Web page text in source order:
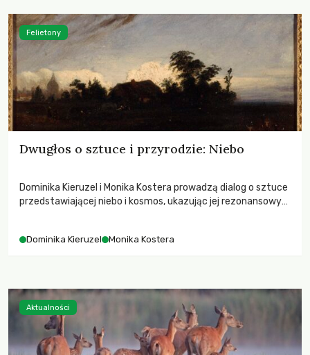
Dwugłos o sztuce i przyrodzie: Niebo
Dominika Kieruzel i Monika Kostera prowadzą dialog o sztuce
przedstawiającej niebo i kosmos, ukazując jej rezonansowy
Dominika Kieruzel Monika Kostera
Felietony
Aktualności